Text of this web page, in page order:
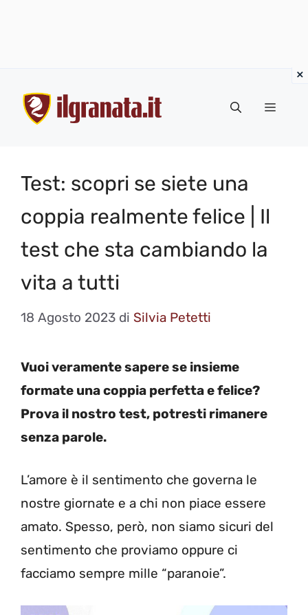
contenuto
Menu
Test: scopri se siete una
coppia realmente felice | Il
test che sta cambiando la
vita a tutti
18 Agosto 2023 di Silvia Petetti
Vuoi veramente sapere se insieme
formate una coppia perfetta e felice?
Prova il nostro test, potresti rimanere
senza parole.
L’amore è il sentimento che governa le
nostre giornate e a chi non piace essere
amato. Spesso, però, non siamo sicuri del
sentimento che proviamo oppure ci
facciamo sempre mille “paranoie”.